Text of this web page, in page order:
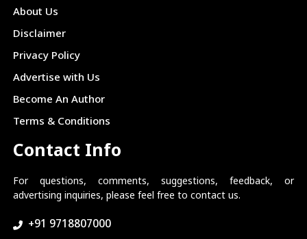
About Us
Disclaimer
Privacy Policy
Advertise with Us
Become An Author
Terms & Conditions
Contact Info
For questions, comments, suggestions, feedback, or
advertising inquiries, please feel free to contact us.
+91 9718807000